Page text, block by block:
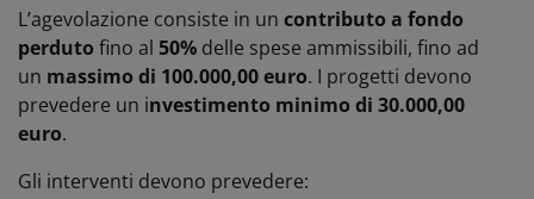
L’agevolazione consiste in un contributo a fondo
perduto fino al 50% delle spese ammissibili, fino ad
un massimo di 100.000,00 euro. I progetti devono
prevedere un investimento minimo di 30.000,00
euro.
Gli interventi devono prevedere: